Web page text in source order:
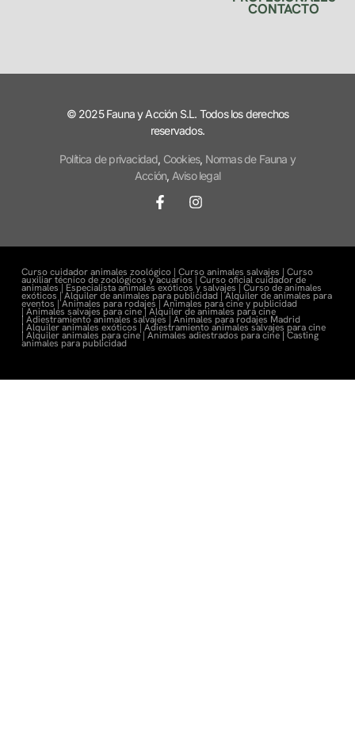
CONTACTO
© 2025 Fauna y Acción S.L. Todos los derechos
reservados.
Política de privacidad, Cookies, Normas de Fauna y
Acción, Aviso legal
Curso cuidador animales zoológico | Curso animales salvajes | Curso
auxiliar técnico de zoológicos y acuarios | Curso oficial cuidador de
animales | Especialista animales exóticos y salvajes | Curso de animales
exóticos |Alquiler de animales para publicidad |Alquiler de animales para
eventos |Animales para rodajes | Animales para cine y publicidad
| Animales salvajes para cine | Alquiler de animales para cine
| Adiestramiento animales salvajes | Animales para rodajes Madrid
| Alquiler animales exóticos | Adiestramiento animales salvajes para cine
| Alquiler animales para cine | Animales adiestrados para cine| Casting
animales para publicidad